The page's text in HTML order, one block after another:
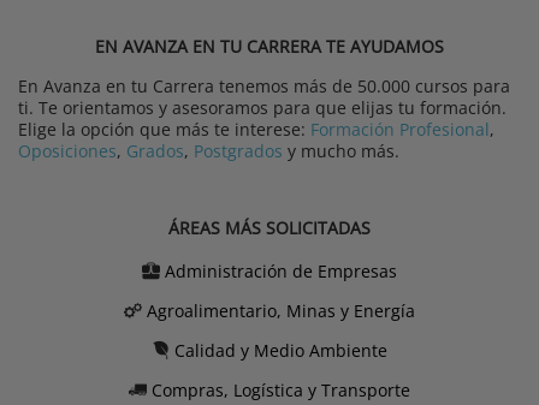
EN AVANZA EN TU CARRERA TE AYUDAMOS
En Avanza en tu Carrera tenemos más de 50.000 cursos para
ti. Te orientamos y asesoramos para que elijas tu formación.
Elige la opción que más te interese: Formación Profesional,
Oposiciones, Grados, Postgrados y mucho más.
ÁREAS MÁS SOLICITADAS
Administración de Empresas
Agroalimentario, Minas y Energía
Calidad y Medio Ambiente
Compras, Logística y Transporte